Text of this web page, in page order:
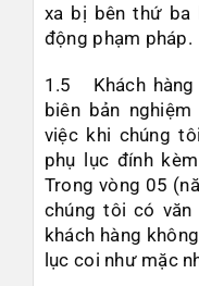
xa bị bên thứ ba
động phạm pháp.
1.5 Khách hàng
biên bản
việc khi chúng
phụ lục đính
Trong vòng 05
chúng tôi có văn
khách hàng
lục coi như mặc